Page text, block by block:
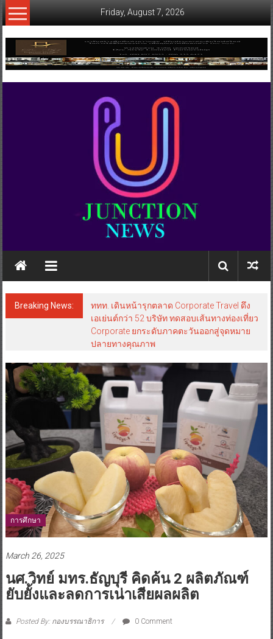
Skip
to
Friday, August 7, 2026
www.ujunctionnews.com
เว็บ
ข่าว
Breaking News:
ททท. เดินหน้ารุกตลาด Corporate Travel ดึง
เอเย่นต์กว่า 52 บริษัท ทดสอบเส้นทางท่องเที่ยว
Corporate ยกระดับภาคตะวันออกสู่จุดหมาย
ปลายทางคุณภาพ
การศึกษา
March 26, 2025
นศ.วิทย์ มทร.ธัญบุรี คิดค้น 2 ผลิตภัณฑ์
ยับยั้งและลดการเน่าเสียผลผลิต
Posted By: กองบรรณาธิการ 0 Comment